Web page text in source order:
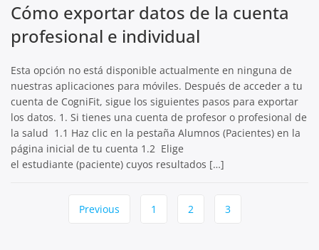
Cómo exportar datos de la cuenta
profesional e individual
Esta opción no está disponible actualmente en ninguna de
nuestras aplicaciones para móviles. Después de acceder a tu
cuenta de CogniFit, sigue los siguientes pasos para exportar
los datos. 1. Si tienes una cuenta de profesor o profesional de
la salud 1.1 Haz clic en la pestaña Alumnos (Pacientes) en la
página inicial de tu cuenta 1.2 Elige
el estudiante (paciente) cuyos resultados […]
Previous 1 2 3